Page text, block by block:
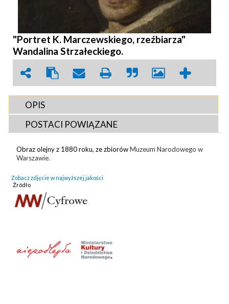
"Portret K. Marczewskiego, rzeźbiarza"
Wandalina Strzałeckiego.
OPIS
POSTACI POWIĄZANE
Obraz olejny z 1880 roku, ze zbiorówMuzeum Narodowego w
Warszawie.
Zobacz zdjęcie w najwyższej jakości
Źródło